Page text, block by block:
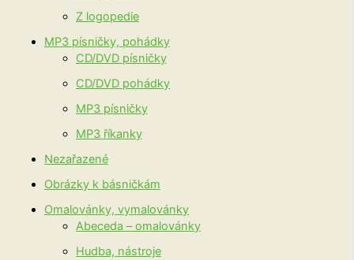
Z logopedie
MP3 písničky, pohádky
CD/DVD písničky
CD/DVD pohádky
MP3 písničky
MP3 říkanky
Nezařazené
Obrázky k básničkám
Omalovánky, vymalovánky
Abeceda – omalovánky
Hudba, nástroje